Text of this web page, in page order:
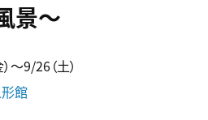
景～
〜9/26（土）
館